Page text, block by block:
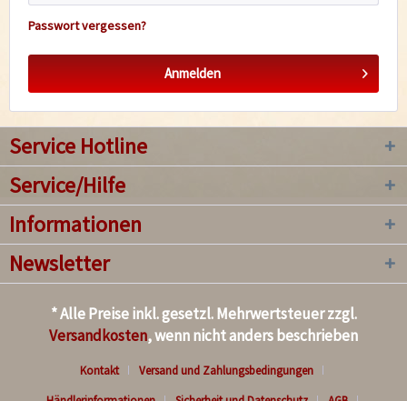
Passwort vergessen?
Anmelden
Service Hotline
Service/Hilfe
Informationen
Newsletter
* Alle Preise inkl. gesetzl. Mehrwertsteuer zzgl.
Versandkosten, wenn nicht anders beschrieben
Kontakt
Versand und Zahlungsbedingungen